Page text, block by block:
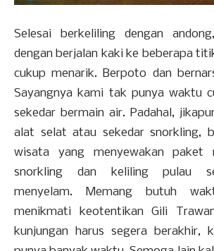
Selesai berkeliling dengan
dengan berjalan kaki ke beberapa
cukup menarik. Berpoto dan
Sayangnya kami tak punya waktu
sekedar bermain air. Padahal,
alat selat atau sekedar snorkling,
wisata yang menyewakan paket
snorkling dan keliling pulau
menyelam. Memang butuh
menikmati keotentikan Gili
kunjungan harus segera berakhir,